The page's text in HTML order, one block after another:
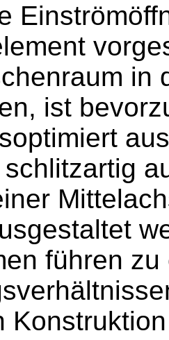
in
ist
führen